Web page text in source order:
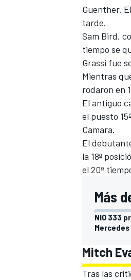
Guenther.
tarde.
Sam Bird,
tiempo se
Grassi fue
Mientras
rodaron en
El antiguo
el puesto
Camara.
El
la 18ª
el 20º
Más
NIO 333
Mitch
Tras las